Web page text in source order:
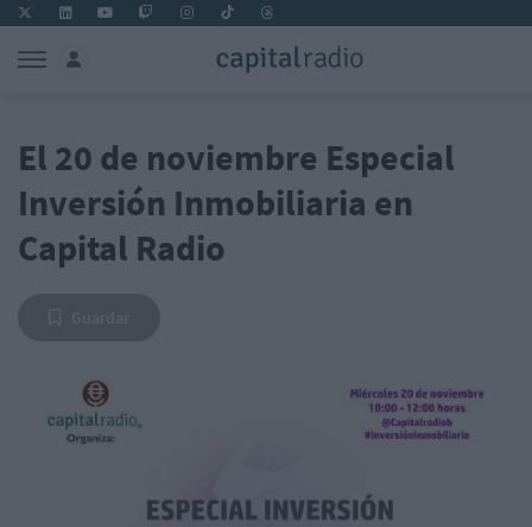
El 20 de noviembre Especial
Inversión Inmobiliaria en
Capital Radio